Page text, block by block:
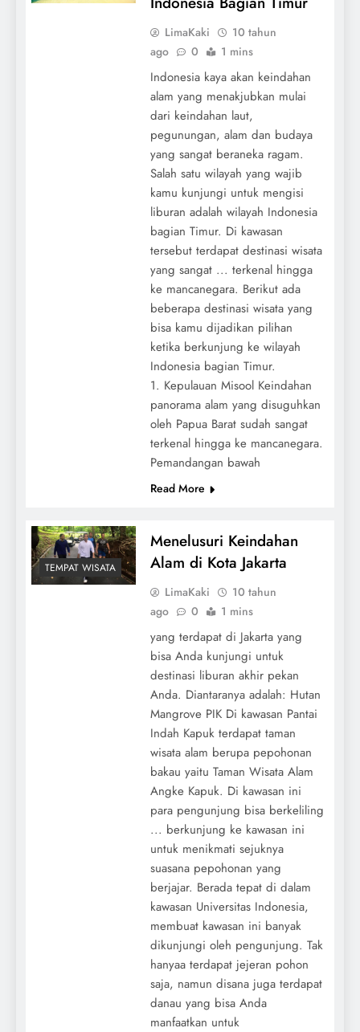
LimaKaki
10 tahun
ago
0 1 mins
Indonesia kaya akan keindahan
alam yang menakjubkan mulai
dari keindahan laut,
pegunungan, alam dan budaya
yang sangat beraneka ragam.
Salah satu wilayah yang wajib
kamu kunjungi untuk mengisi
liburan adalah wilayah Indonesia
bagian Timur. Di kawasan
tersebut terdapat destinasi wisata
yang sangat ... terkenal hingga
ke mancanegara. Berikut ada
beberapa destinasi wisata yang
bisa kamu dijadikan pilihan
ketika berkunjung ke wilayah
Indonesia bagian Timur.
1. Kepulauan Misool Keindahan
panorama alam yang disuguhkan
oleh Papua Barat sudah sangat
terkenal hingga ke mancanegara.
Pemandangan bawah
Read More
TEMPAT WISATA
Menelusuri Keindahan
Alam di Kota Jakarta
LimaKaki
10 tahun
ago
0 1 mins
yang terdapat di Jakarta yang
bisa Anda kunjungi untuk
destinasi liburan akhir pekan
Anda. Diantaranya adalah: Hutan
Mangrove PIK Di kawasan Pantai
Indah Kapuk terdapat taman
wisata alam berupa pepohonan
bakau yaitu Taman Wisata Alam
Angke Kapuk. Di kawasan ini
para pengunjung bisa berkeliling
... berkunjung ke kawasan ini
untuk menikmati sejuknya
suasana pepohonan yang
berjajar. Berada tepat di dalam
kawasan Universitas Indonesia,
membuat kawasan ini banyak
dikunjungi oleh pengunjung. Tak
hanyaa terdapat jejeran pohon
saja, namun disana juga terdapat
danau yang bisa Anda
manfaatkan untuk